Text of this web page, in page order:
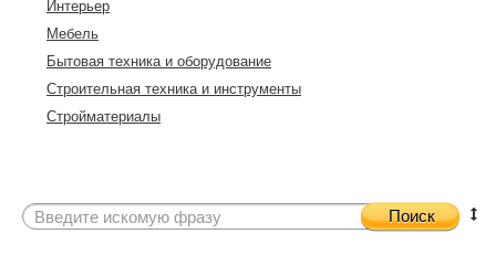
Интерьер
Мебель
Бытовая техника и оборудование
Строительная техника и инструменты
Стройматериалы
Поиск